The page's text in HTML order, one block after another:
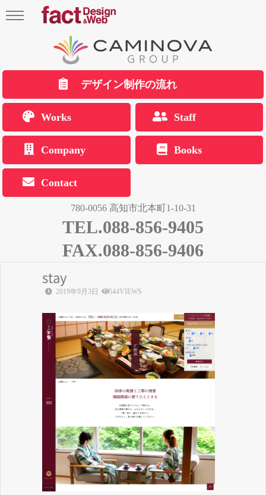
デザイン制作の流れ
Works Staff
Company Books
Contact
780-0056 高知市北本町1-10-31
TEL.088-856-9405
FAX.088-856-9406
stay
2019年9月3日 544VIEWS